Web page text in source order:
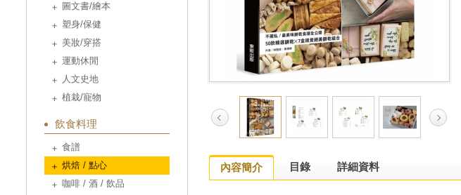
圖文書/繪本
塑身/保健
美妝/穿搭
運動休閒
人文史地
植栽/寵物
飲食料理
食譜
烘焙 / 點心
咖啡 / 酒 / 飲品
內容簡介 目錄 詳細資料